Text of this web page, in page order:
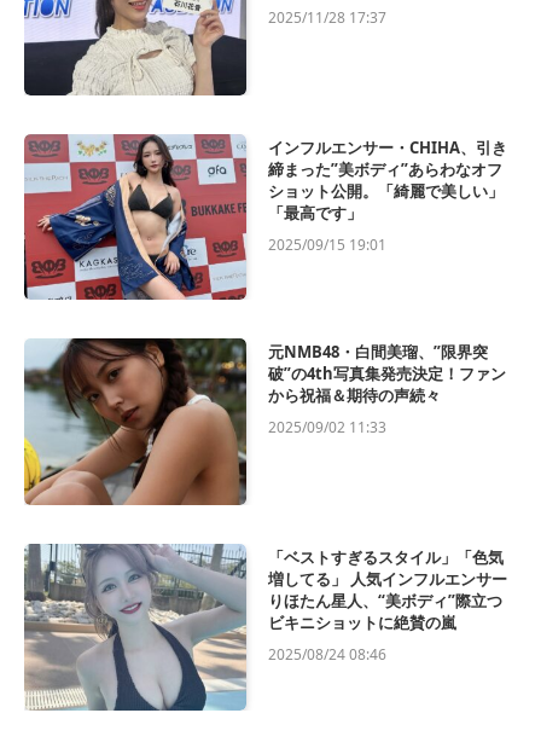
2025/11/28 17:37
インフルエンサー・CHIHA、引き
締まった”美ボディ”あらわなオフ
ショット公開。「綺麗で美しい」
「最高です」
2025/09/15 19:01
元NMB48・白間美瑠、”限界突
破”の4th写真集発売決定！ファン
から祝福＆期待の声続々
2025/09/02 11:33
「ベストすぎるスタイル」「色気
増してる」 人気インフルエンサー
りほたん星人、“美ボディ”際立つ
ビキニショットに絶賛の嵐
2025/08/24 08:46